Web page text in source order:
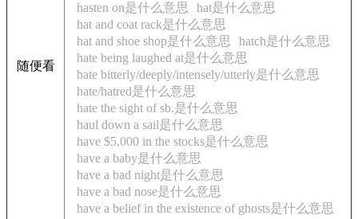
随便看
hasten on是什么意思
hat是什么意思
hat and coat rack是什么意思
hat and shoe shop是什么意思
hatch是什么意思
hate being laughed at是什么意思
hate bitterly/deeply/intensely/utterly是什么意思
hate/hatred是什么意思
hate the sight of sb.是什么意思
haul down a sail是什么意思
have $5,000 in the stocks是什么意思
have a baby是什么意思
have a bad night是什么意思
have a bad nose是什么意思
have a belief in the existence of ghosts是什么意思